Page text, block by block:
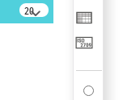
20
résultats/page